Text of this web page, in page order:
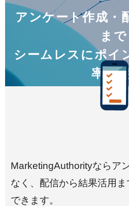
アンケート作成・
まで
シームレスにポイ
率UP
MarketingAuthorityならア
なく、配信から結果活用
できます。